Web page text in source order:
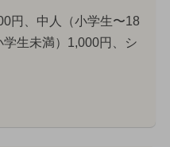
円、中人（小学生〜18
生未満）1,000円、シ